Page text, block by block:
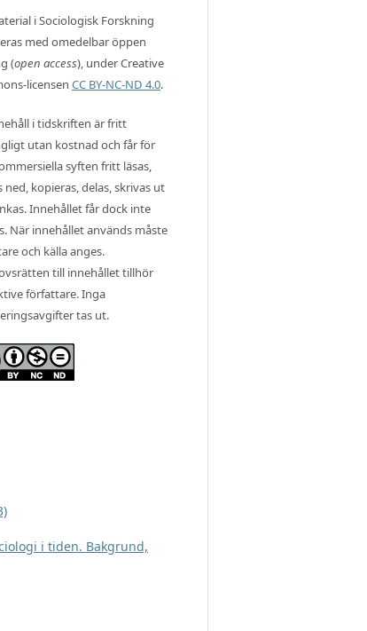
i Sociologisk Forskning
med omedelbar öppen
(open access), under Creative
licensen CC BY-NC-ND 4.0.
i tidskriften är fritt
utan kostnad och får för
syften fritt läsas,
ned, kopieras, delas, skrivas ut
Innehållet får dock inte
När innehållet används måste
och källa anges.
till innehållet tillhör
författare. Inga
tas ut.
i tiden. Bakgrund,